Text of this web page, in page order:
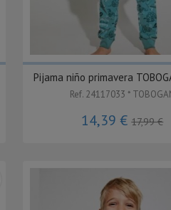
Pijama niño primavera
Ref. 24117033 *
14,39 €17,99 €